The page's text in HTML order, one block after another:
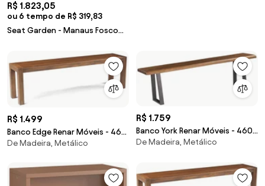
R$ 1.823,05
ou 6 tempo de R$ 319,83
Seat Garden - Manaus Fosco
R$ 1.499
Banco Edge Renar Móveis - 460
A x 2200 L x 350 P mm
De Madeira, Metálico
R$ 1.759
Banco York Renar Móveis - 460
A x 1600 L x 355 P mm
De Madeira, Metálico